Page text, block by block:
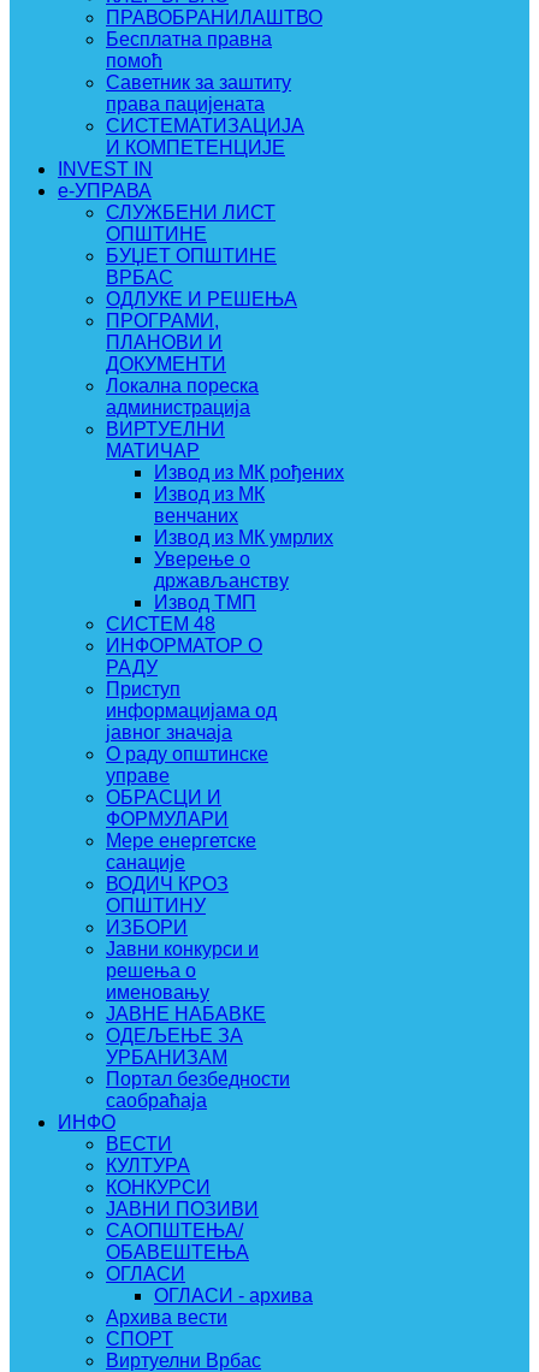
ПРАВОБРАНИЛАШТВО
Бесплатна правна
помоћ
Саветник за заштиту
права пацијената
СИСТЕМАТИЗАЦИЈА
И КОМПЕТЕНЦИЈЕ
INVEST IN
e-УПРАВА
СЛУЖБЕНИ ЛИСТ
ОПШТИНЕ
БУЏЕТ ОПШТИНЕ
ВРБАС
ОДЛУКЕ И РЕШЕЊА
ПРОГРАМИ,
ПЛАНОВИ И
ДОКУМЕНТИ
Локална пореска
администрација
ВИРТУЕЛНИ
МАТИЧАР
Извод из МК рођених
Извод из МК
венчаних
Извод из МК умрлих
Уверење о
држављанству
Извод ТМП
СИСТЕМ 48
ИНФОРМАТОР О
РАДУ
Приступ
информацијама од
јавног значаја
О раду општинске
управе
ОБРАСЦИ И
ФОРМУЛАРИ
Мере енергетске
санације
ВОДИЧ КРОЗ
ОПШТИНУ
ИЗБОРИ
Јавни конкурси и
решења о
именовању
ЈАВНЕ НАБАВКЕ
ОДЕЉЕЊЕ ЗА
УРБАНИЗАМ
Портал безбедности
саобраћаја
ИНФО
ВЕСТИ
КУЛТУРА
КОНКУРСИ
ЈАВНИ ПОЗИВИ
САОПШТЕЊА/
ОБАВЕШТЕЊА
ОГЛАСИ
ОГЛАСИ - архива
Архива вести
СПОРТ
Виртуелни Врбас